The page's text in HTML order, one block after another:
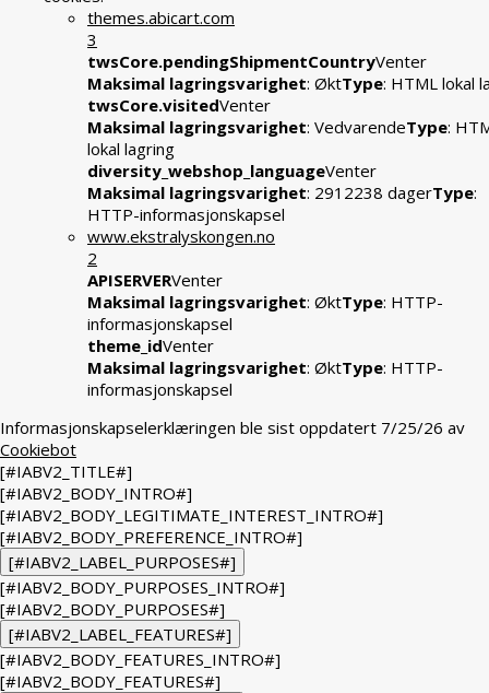
themes.abicart.com
3
twsCore.pendingShipmentCountryVenter
Maksimal lagringsvarighet: ØktType: HTML lokal
twsCore.visitedVenter
Maksimal lagringsvarighet: VedvarendeType:
lokal lagring
diversity_webshop_languageVenter
Maksimal lagringsvarighet: 2912238 dagerType:
HTTP-informasjonskapsel
www.ekstralyskongen.no
2
APISERVERVenter
Maksimal lagringsvarighet: ØktType: HTTP-
informasjonskapsel
theme_idVenter
Maksimal lagringsvarighet: ØktType: HTTP-
informasjonskapsel
Informasjonskapselerklæringen ble sist oppdatert 7/25/26 av
Cookiebot
[#IABV2_TITLE#]
[#IABV2_BODY_INTRO#]
[#IABV2_BODY_LEGITIMATE_INTEREST_INTRO#]
[#IABV2_BODY_PREFERENCE_INTRO#]
[#IABV2_LABEL_PURPOSES#]
[#IABV2_BODY_PURPOSES_INTRO#]
[#IABV2_BODY_PURPOSES#]
[#IABV2_LABEL_FEATURES#]
[#IABV2_BODY_FEATURES_INTRO#]
[#IABV2_BODY_FEATURES#]